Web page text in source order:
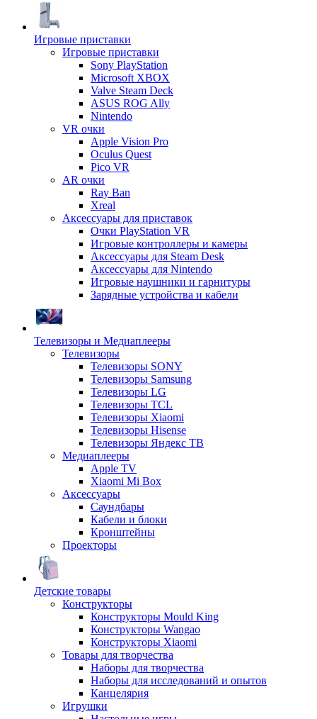
Игровые приставки
Игровые приставки
Sony PlayStation
Microsoft XBOX
Valve Steam Deck
ASUS ROG Ally
Nintendo
VR очки
Apple Vision Pro
Oculus Quest
Pico VR
AR очки
Ray Ban
Xreal
Аксессуары для приставок
Очки PlayStation VR
Игровые контроллеры и камеры
Аксессуары для Steam Desk
Аксессуары для Nintendo
Игровые наушники и гарнитуры
Зарядные устройства и кабели
Телевизоры и Медиаплееры
Телевизоры
Телевизоры SONY
Телевизоры Samsung
Телевизоры LG
Телевизоры TCL
Телевизоры Xiaomi
Телевизоры Hisense
Телевизоры Яндекс ТВ
Медиаплееры
Apple TV
Xiaomi Mi Box
Аксессуары
Саундбары
Кабели и блоки
Кронштейны
Проекторы
Детские товары
Конструкторы
Конструкторы Mould King
Конструкторы Wangao
Конструкторы Xiaomi
Товары для творчества
Наборы для творчества
Наборы для исследований и опытов
Канцелярия
Игрушки